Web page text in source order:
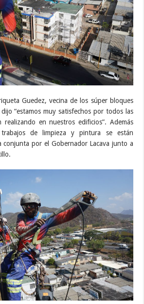
Guedez, vecina de los súper bloques
“estamos muy satisfechos por todos las
realizando en nuestros edificios”. Además
de limpieza y pintura se están
conjunta por el Gobernador Lacava junto a